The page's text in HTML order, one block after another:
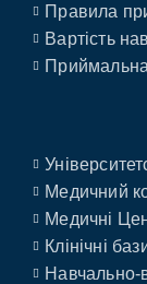
Правила
Вартість
Медичний
Медичні
Клінічні
Навчально-